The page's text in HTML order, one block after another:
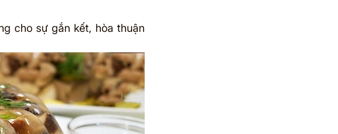
cho sự gắn kết, hòa thuận